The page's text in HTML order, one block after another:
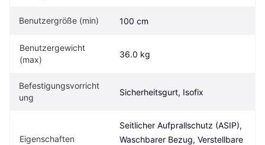
Benutzergröße (min) 100 cm
Benutzergewicht
(max)
36.0 kg
Befestigungsvorricht
ung
Sicherheitsgurt, Isofix
Eigen­schaften
Seitlicher Aufprallschutz (ASIP),
Waschbarer Bezug, Verstellbare